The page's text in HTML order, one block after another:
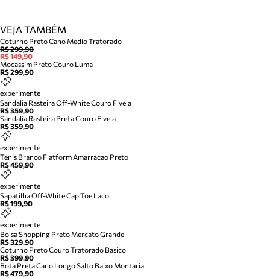
VEJA TAMBÉM
Coturno Preto Cano Medio Tratorado
R$ 299,90
R$ 149,90
Mocassim Preto Couro Luma
R$ 299,90
experimente
Sandalia Rasteira Off-White Couro Fivela
R$ 359,90
Sandalia Rasteira Preta Couro Fivela
R$ 359,90
experimente
Tenis Branco Flatform Amarracao Preto
R$ 459,90
experimente
Sapatilha Off-White Cap Toe Laco
R$ 199,90
experimente
Bolsa Shopping Preto Mercato Grande
R$ 329,90
Coturno Preto Couro Tratorado Basico
R$ 399,90
Bota Preta Cano Longo Salto Baixo Montaria
R$ 479,90